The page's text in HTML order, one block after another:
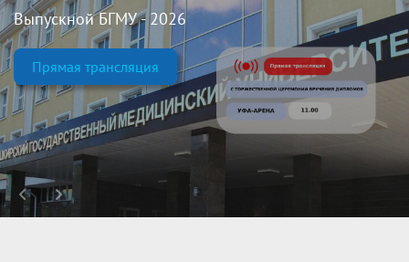
Выпускной БГМУ - 2026
Прямая трансляция